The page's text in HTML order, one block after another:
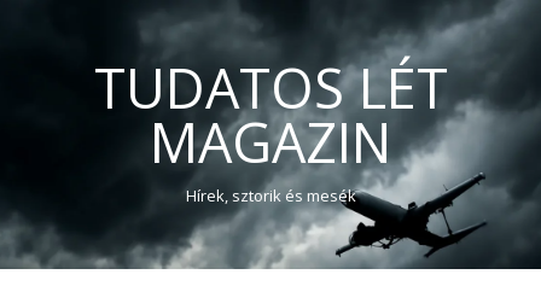
TUDATOS LÉT
MAGAZIN
Hírek, sztorik és mesék